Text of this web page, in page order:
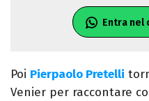
Entra nel
Poi Pierpaolo Pretelli
Venier per raccontare